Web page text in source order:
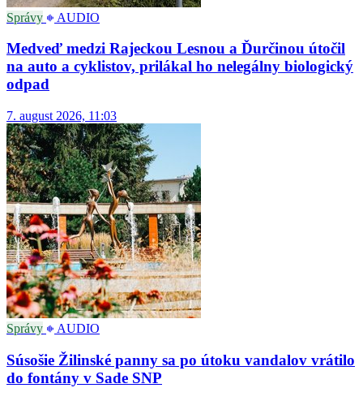
Správy AUDIO
Medveď medzi Rajeckou Lesnou a Ďurčinou útočil
na auto a cyklistov, prilákal ho nelegálny biologický
odpad
7. august 2026, 11:03
Správy AUDIO
Súsošie Žilinské panny sa po útoku vandalov vrátilo
do fontány v Sade SNP